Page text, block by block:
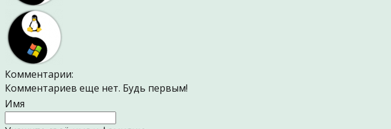
Комментарии:
Комментариев еще нет. Будь первым!
Имя